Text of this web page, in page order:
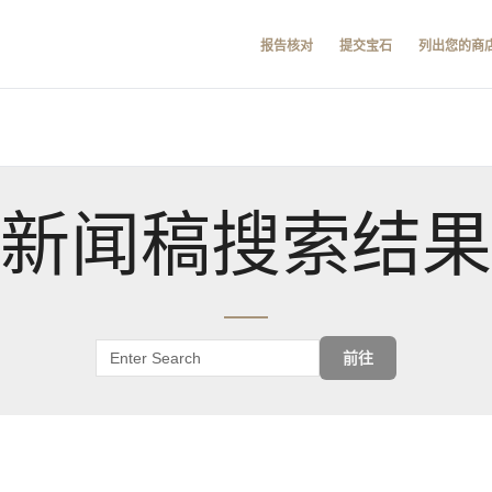
报告核对 提交宝石 列出您的商
新闻稿搜索结果
前往